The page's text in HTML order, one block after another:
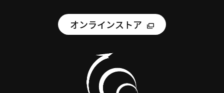
オンラインストア